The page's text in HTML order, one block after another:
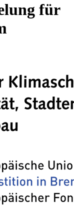
für